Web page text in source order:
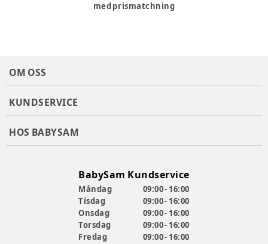
med prismatchning
OM OSS
KUNDSERVICE
HOS BABYSAM
BabySam Kundservice
Måndag
09:00 - 16:00
Tisdag
09:00 - 16:00
Onsdag
09:00 - 16:00
Torsdag
09:00 - 16:00
Fredag
09:00 - 16:00